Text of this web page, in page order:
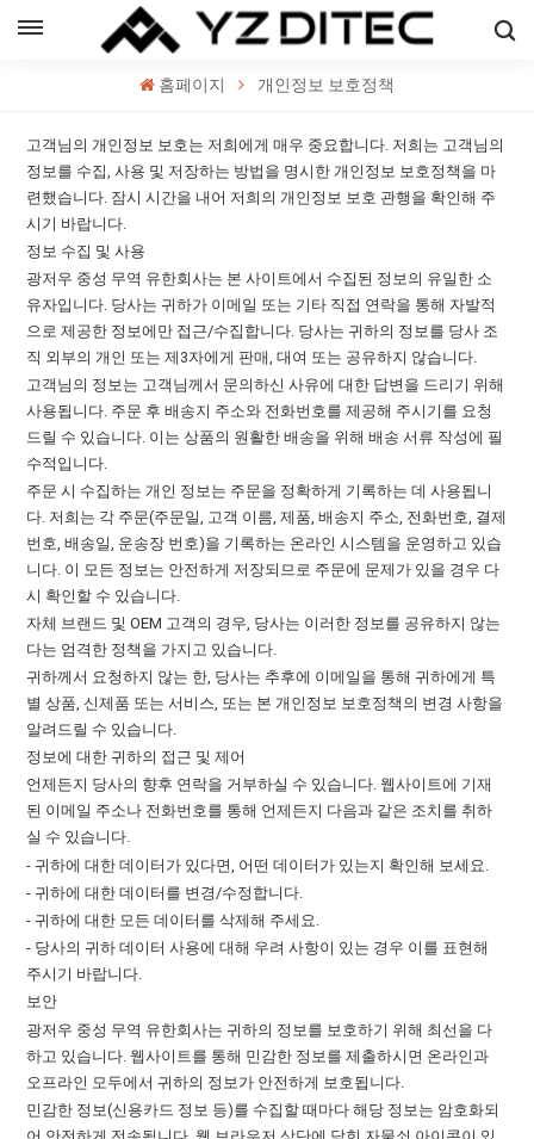
홈페이지 개인정보 보호정책
고객님의 개인정보 보호는 저희에게 매우 중요합니다. 저희는 고객님의
정보를 수집, 사용 및 저장하는 방법을 명시한 개인정보 보호정책을 마
련했습니다. 잠시 시간을 내어 저희의 개인정보 보호 관행을 확인해 주
시기 바랍니다.
정보 수집 및 사용
광저우 중성 무역 유한회사는 본 사이트에서 수집된 정보의 유일한 소
유자입니다. 당사는 귀하가 이메일 또는 기타 직접 연락을 통해 자발적
으로 제공한 정보에만 접근/수집합니다. 당사는 귀하의 정보를 당사 조
직 외부의 개인 또는 제3자에게 판매, 대여 또는 공유하지 않습니다.
고객님의 정보는 고객님께서 문의하신 사유에 대한 답변을 드리기 위해
사용됩니다. 주문 후 배송지 주소와 전화번호를 제공해 주시기를 요청
드릴 수 있습니다. 이는 상품의 원활한 배송을 위해 배송 서류 작성에 필
수적입니다.
주문 시 수집하는 개인 정보는 주문을 정확하게 기록하는 데 사용됩니
다. 저희는 각 주문(주문일, 고객 이름, 제품, 배송지 주소, 전화번호, 결제
번호, 배송일, 운송장 번호)을 기록하는 온라인 시스템을 운영하고 있습
니다. 이 모든 정보는 안전하게 저장되므로 주문에 문제가 있을 경우 다
시 확인할 수 있습니다.
자체 브랜드 및 OEM 고객의 경우, 당사는 이러한 정보를 공유하지 않는
다는 엄격한 정책을 가지고 있습니다.
귀하께서 요청하지 않는 한, 당사는 추후에 이메일을 통해 귀하에게 특
별 상품, 신제품 또는 서비스, 또는 본 개인정보 보호정책의 변경 사항을
알려드릴 수 있습니다.
정보에 대한 귀하의 접근 및 제어
언제든지 당사의 향후 연락을 거부하실 수 있습니다. 웹사이트에 기재
된 이메일 주소나 전화번호를 통해 언제든지 다음과 같은 조치를 취하
실 수 있습니다.
- 귀하에 대한 데이터가 있다면, 어떤 데이터가 있는지 확인해 보세요.
- 귀하에 대한 데이터를 변경/수정합니다.
- 귀하에 대한 모든 데이터를 삭제해 주세요.
- 당사의 귀하 데이터 사용에 대해 우려 사항이 있는 경우 이를 표현해
주시기 바랍니다.
보안
광저우 중성 무역 유한회사는 귀하의 정보를 보호하기 위해 최선을 다
하고 있습니다. 웹사이트를 통해 민감한 정보를 제출하시면 온라인과
오프라인 모두에서 귀하의 정보가 안전하게 보호됩니다.
민감한 정보(신용카드 정보 등)를 수집할 때마다 해당 정보는 암호화되